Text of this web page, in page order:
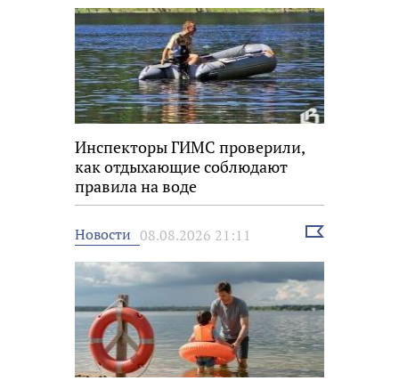
Инспекторы ГИМС проверили,
как отдыхающие соблюдают
правила на воде
Новости 08.08.2026 21:11
Выбрать